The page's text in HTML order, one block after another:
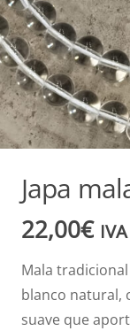
Japa
22,00€
Mala
blanco natural,
suave que